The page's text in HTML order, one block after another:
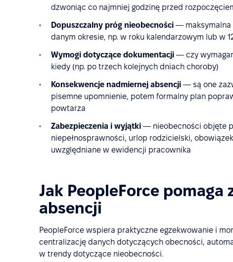
dzwoniąc co najmniej godzinę przed
Dopuszczalny próg nieobecności — maksymalna
danym okresie, np. w roku kalendarzowym lub w
Wymogi dotyczące dokumentacji — czy
kiedy (np. po trzech kolejnych dniach choroby)
Konsekwencje nadmiernej absencji — są one
pisemne upomnienie, potem formalny plan
powtarza
Zabezpieczenia i wyjątki — nieobecności objęte
niepełnosprawności, urlop rodzicielski,
uwzględniane w ewidencji pracownika
Jak PeopleForce pomaga
absencji
PeopleForce wspiera praktyczne egzekwowanie i
centralizację danych dotyczących obecności,
w trendy dotyczące nieobecności.